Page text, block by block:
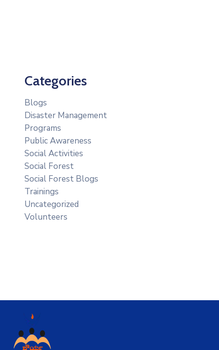
Categories
Blogs
Disaster Management
Programs
Public Awareness
Social Activities
Social Forest
Social Forest Blogs
Trainings
Uncategorized
Volunteers